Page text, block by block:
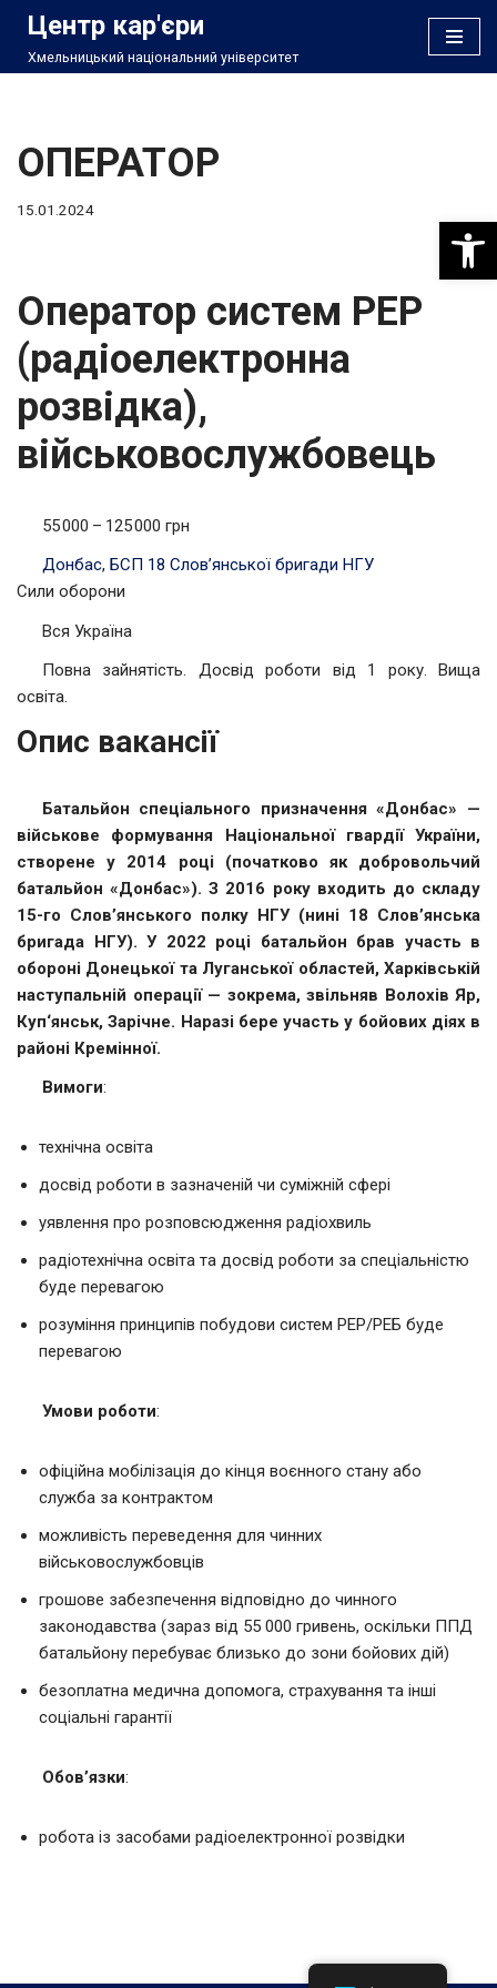
Перейти
Центр кар'єри
Хмельницький національний університет
ОПЕРАТОР
15.01.2024
Оператор систем РЕР
(радіоелектронна
розвідка),
військовослужбовець
55 000 – 125 000 грн
Донбас, БСП 18 Слов’янської бригади НГУ
Сили оборони
Вся Україна
Повна зайнятість. Досвід роботи від 1 року. Вища
освіта.
Опис вакансії
Батальйон спеціального призначення «Донбас» —
військове формування Національної гвардії України,
створене у 2014 році (початково як добровольчий
батальйон «Донбас»). З 2016 року входить до складу
15-го Слов’янського полку НГУ (нині 18 Слов’янська
бригада НГУ). У 2022 році батальйон брав участь в
обороні Донецької та Луганської областей, Харківській
наступальній операції — зокрема, звільняв Волохів Яр,
Куп‘янськ, Зарічне. Наразі бере участь у бойових діях в
районі Кремінної.
Вимоги:
технічна освіта
досвід роботи в зазначеній чи суміжній сфері
уявлення про розповсюдження радіохвиль
радіотехнічна освіта та досвід роботи за спеціальністю
буде перевагою
розуміння принципів побудови систем РЕР/РЕБ буде
перевагою
Умови роботи:
офіційна мобілізація до кінця воєнного стану або
служба за контрактом
можливість переведення для чинних
військовослужбовців
грошове забезпечення відповідно до чинного
законодавства (зараз від 55 000 гривень, оскільки ППД
батальйону перебуває близько до зони бойових дій)
безоплатна медична допомога, страхування та інші
соціальні гарантії
Обов’язки:
робота із засобами радіоелектронної розвідки